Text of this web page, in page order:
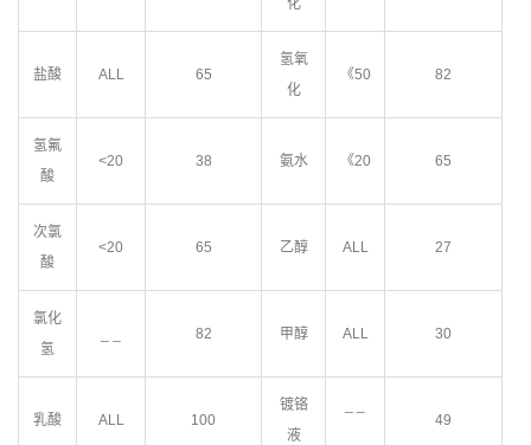
化
盐酸 ALL 65
氢氧
化
《50 82
氢氟
酸
<20 38 氨水 《20 65
次氯
酸
<20 65 乙醇 ALL 27
氯化
氢
82 甲醇 ALL 30
乳酸 ALL 100
镀铬
液
49